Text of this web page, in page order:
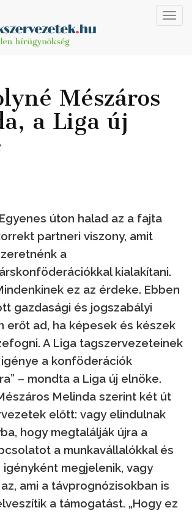
Mészáros
a Liga új
úton halad az a fajta
partneri viszony, amit
a
kialakítani.
ez az érdeke. Ebben
gazdasági és jogszabályi
erőt ad, ha képesek és készek
A Liga tagszervezeteinek
a konföderációk
– mondta a Liga új elnöke.
Melinda szerint két út
előtt: vagy elindulnak
hogy megtalálják újra a
a munkavállalókkal és
megjelenik, vagy
ami a távprognózisokban is
a támogatást. „Hogy ez